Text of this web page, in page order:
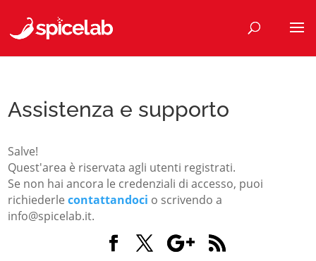
Assistenza e supporto
Salve!
Quest'area è riservata agli utenti registrati.
Se non hai ancora le credenziali di accesso, puoi
richiederlecontattandoci o scrivendo a
info@spicelab.it.